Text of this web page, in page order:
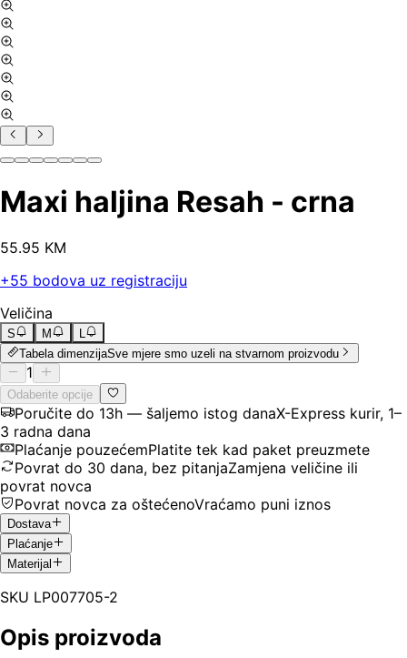
Maxi haljina Resah - crna
55.95 KM
+55 bodova uz registraciju
Veličina
S M
L
Tabela dimenzijaSve mjere smo uzeli na stvarnom proizvodu
1
Odaberite opcije
Poručite do 13h — šaljemo istog danaX-Express kurir, 1–
3 radna dana
Plaćanje pouzećemPlatite tek kad paket preuzmete
Povrat do 30 dana, bez pitanjaZamjena veličine ili
povrat novca
Povrat novca za oštećenoVraćamo puni iznos
Dostava
Plaćanje
Materijal
SKU LP007705-2
Opis proizvoda